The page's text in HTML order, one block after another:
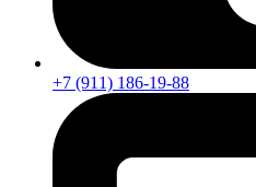
+7 (911) 186-19-88